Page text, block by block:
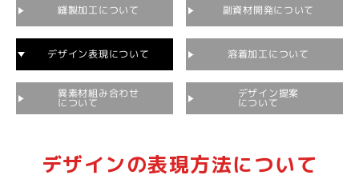
縫製加工について 副資材開発について
デザイン表現について 溶着加工について
異素材組み合わせ
について
デザイン提案
について
デザインの表現方法について